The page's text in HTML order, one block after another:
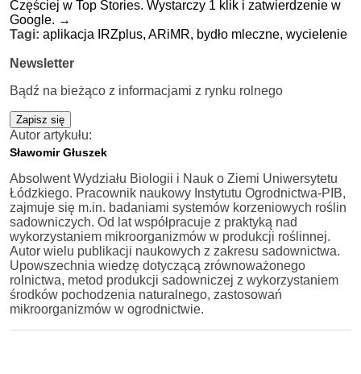
Częściej w Top Stories. Wystarczy 1 klik i zatwierdzenie w
Google. →
Tagi: aplikacja IRZplus, ARiMR, bydło mleczne, wycielenie
Newsletter
Bądź na bieżąco z informacjami z rynku rolnego
Zapisz się
Autor artykułu:
Sławomir Głuszek
Absolwent Wydziału Biologii i Nauk o Ziemi Uniwersytetu
Łódzkiego. Pracownik naukowy Instytutu Ogrodnictwa-PIB,
zajmuje się m.in. badaniami systemów korzeniowych roślin
sadowniczych. Od lat współpracuje z praktyką nad
wykorzystaniem mikroorganizmów w produkcji roślinnej.
Autor wielu publikacji naukowych z zakresu sadownictwa.
Upowszechnia wiedzę dotyczącą zrównoważonego
rolnictwa, metod produkcji sadowniczej z wykorzystaniem
środków pochodzenia naturalnego, zastosowań
mikroorganizmów w ogrodnictwie.